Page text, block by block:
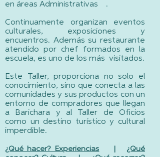
en áreas Administrativas .
Continuamente organizan eventos
culturales, exposiciones y
encuentros. Además su restaurante
atendido por chef formados en la
escuela, es uno de los más visitados.
Este Taller, proporciona no solo el
conocimiento, sino que conecta a las
comunidades y sus productos con un
entorno de compradores que llegan
a Barichara y al Taller de Oficios
como un destino turístico y cultural
imperdible.
¿Qué hacer? Experiencias
¿Qué